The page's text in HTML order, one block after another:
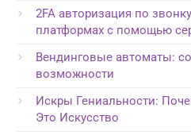
2FA авторизация по
платформах с помощью
Вендинговые автоматы:
возможности
Искры Гениальности:
Это Искусство